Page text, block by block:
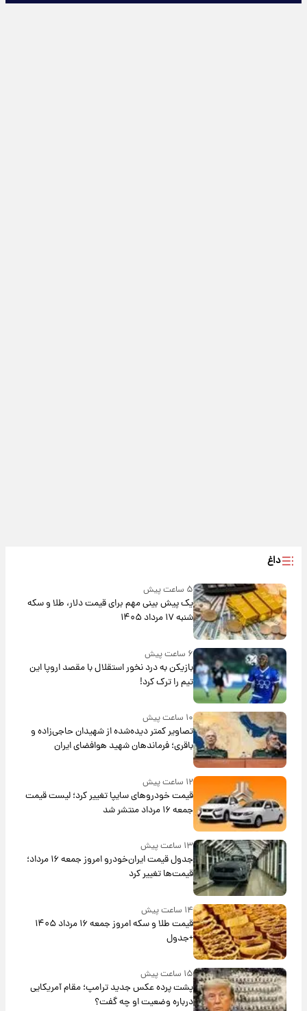
داغ
۵ ساعت پیش
یک پیش ‌بینی مهم برای قیمت دلار، طلا و سکه
شنبه ۱۷ مرداد ۱۴۰۵
۶ ساعت پیش
بازیکن به درد نخور استقلال با مقصد اروپا این
تیم را ترک کرد!
۱۰ ساعت پیش
تصاویر کمتر دیده‌شده از شهیدان حاجی‌زاده و
باقری؛ فرماندهان شهید هوافضای ایران
۱۲ ساعت پیش
قیمت خودروهای سایپا تغییر کرد؛ لیست قیمت
جمعه ۱۶ مرداد منتشر شد
۱۳ ساعت پیش
جدول قیمت ایران‌خودرو امروز جمعه ۱۶ مرداد؛
قیمت‌ها تغییر کرد
۱۴ ساعت پیش
قیمت طلا و سکه امروز جمعه ۱۶ مرداد ۱۴۰۵
+جدول
۱۵ ساعت پیش
پشت پرده عکس جدید ترامپ؛ مقام آمریکایی
درباره وضعیت او چه گفت؟